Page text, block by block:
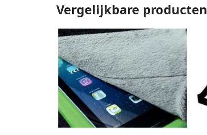
Vergelijkbare producten